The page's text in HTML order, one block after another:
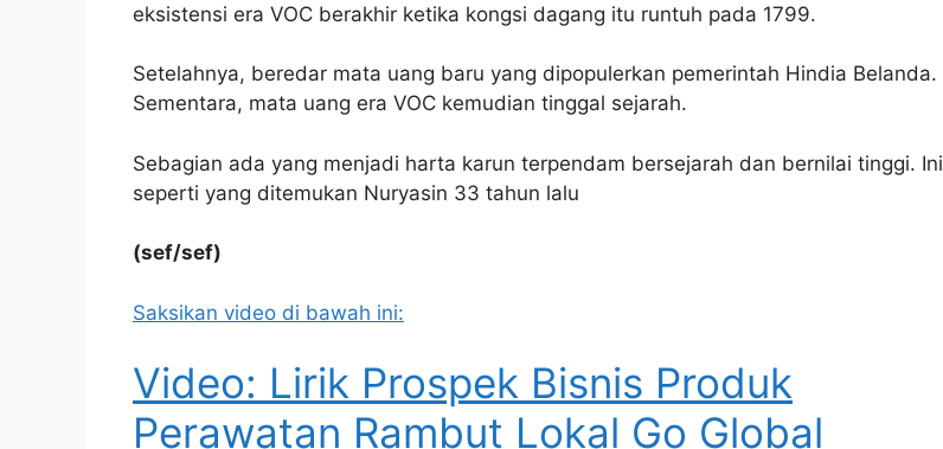
eksistensi era VOC berakhir ketika kongsi dagang itu runtuh pada 1799.
Setelahnya, beredar mata uang baru yang dipopulerkan pemerintah Hindia Belanda.
Sementara, mata uang era VOC kemudian tinggal sejarah.
Sebagian ada yang menjadi harta karun terpendam bersejarah dan bernilai tinggi. Ini
seperti yang ditemukan Nuryasin 33 tahun lalu
(sef/sef)
Saksikan video di bawah ini:
Video: Lirik Prospek Bisnis Produk
Perawatan Rambut Lokal Go Global